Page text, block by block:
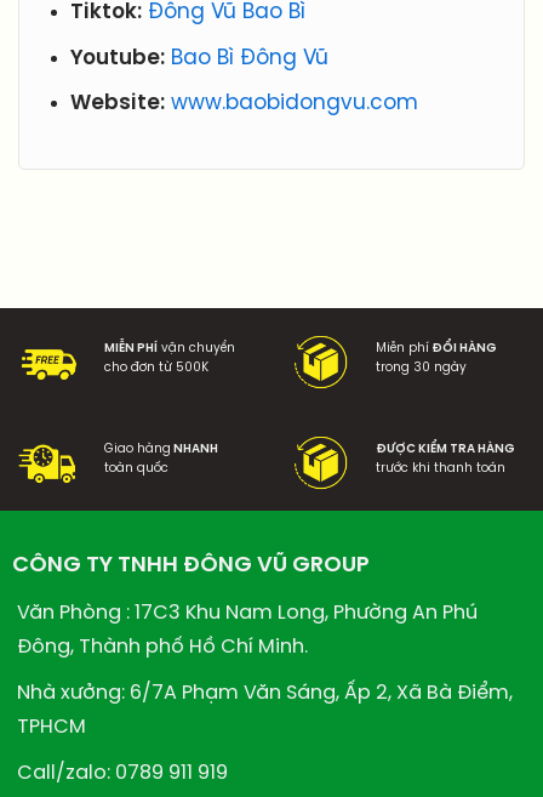
Tiktok: Đông Vũ Bao Bì
Youtube: Bao Bì Đông Vũ
Website: www.baobidongvu.com
MIỄN PHÍ
vận chuyển
cho đơn từ 500K
Miễn phí ĐỔI HÀNG
trong 30 ngày
Giao hàng NHANH
toàn quốc
ĐƯỢC KIỂM TRA HÀNG
trước khi thanh toán
CÔNG TY TNHH ĐÔNG VŨ GROUP
Văn Phòng : 17C3 Khu Nam Long, Phường An Phú
Đông, Thành phố Hồ Chí Minh.
Nhà xưởng: 6/7A Phạm Văn Sáng, Ấp 2, Xã Bà Điểm,
TPHCM
Call/zalo: 0789 911 919